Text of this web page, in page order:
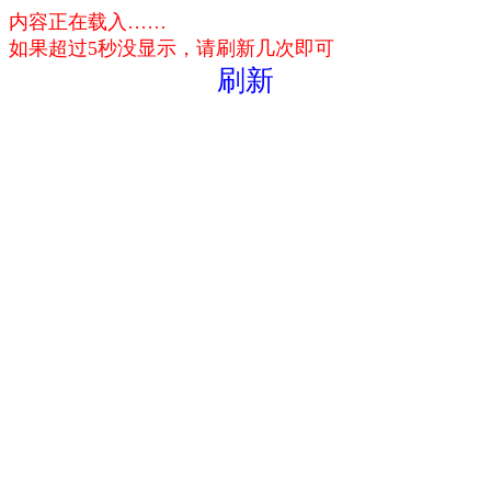
内容正在载入……
如果超过5秒没显示，请刷新几次即可
刷新